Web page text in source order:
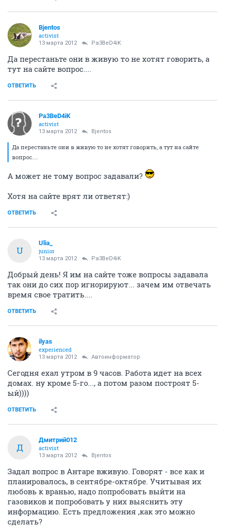
Bjentos
activist
13 марта 2012 Pa3BeD4iK
Да перестаньте они в живую то не хотят говорить, а
тут на сайте вопрос....
ОТВЕТИТЬ
Pa3BeD4iK
activist
13 марта 2012 Bjentos
Да перестаньте они в живую то не хотят говорить, а тут на сайте
вопрос....
А может не тому вопрос задавали?
Хотя на сайте врят ли ответят:)
ОТВЕТИТЬ
U
Ulia_
junior
13 марта 2012 Pa3BeD4iK
Добрый день! Я им на сайте тоже вопросы задавала
так они до сих пор игнорируют... зачем им отвечать
время свое тратить....
ОТВЕТИТЬ
ilyas
experienced
13 марта 2012 Автоинформатор
Сегодня ехал утром в 9 часов. Работа идет на всех
домах. ну кроме 5-го..., а потом разом построят 5-
ый))))
ОТВЕТИТЬ
Д
Дмитрий012
activist
13 марта 2012 Bjentos
Задал вопрос в Антаре вживую. Говорят - все как и
планировалось, в сентябре-октябре. Учитывая их
любовь к вранью, надо попробовать выйти на
газовиков и попробовать у них выяснить эту
информацию. Есть предложения ,как это можно
сделать?